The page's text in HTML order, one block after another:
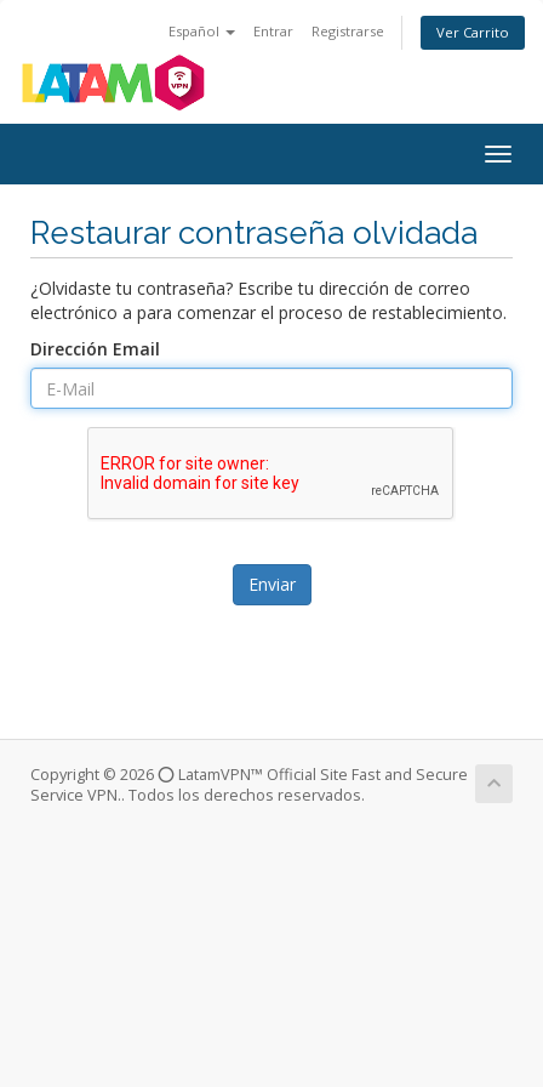
Español Entrar Registrarse Ver Carrito
Restaurar contraseña olvidada
¿Olvidaste tu contraseña? Escribe tu dirección de correo
electrónico a para comenzar el proceso de restablecimiento.
Dirección Email
Enviar
Copyright © 2026 ⭕ LatamVPN™ Official Site Fast and Secure
Service VPN.. Todos los derechos reservados.